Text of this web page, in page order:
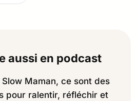
aussi en podcast
Maman, ce sont des
pour ralentir, réfléchir et